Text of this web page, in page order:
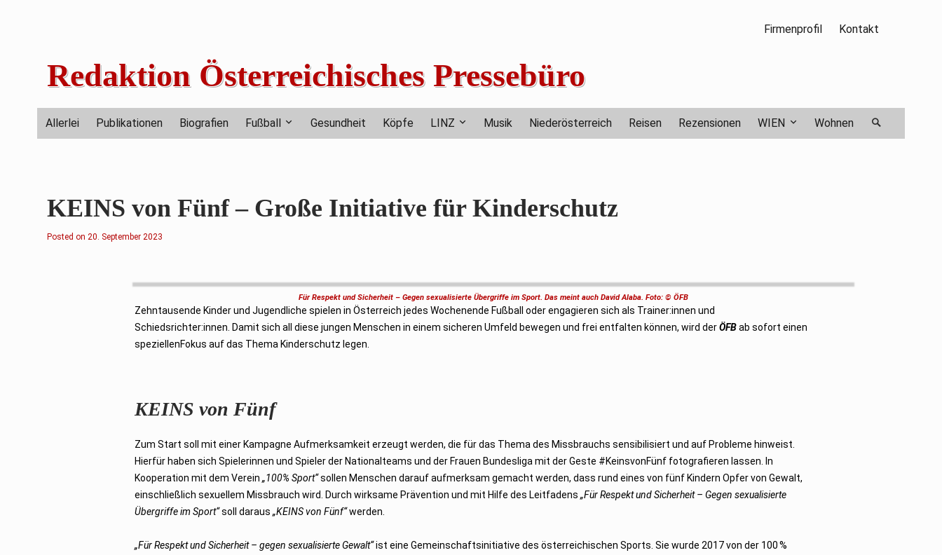
Firmenprofil Kontakt
Redaktion Österreichisches Pressebüro
Allerlei Publikationen Biografien Fußball Gesundheit Köpfe LINZ Musik Niederösterreich Reisen Rezensionen WIEN Wohnen
KEINS von Fünf – Große Initiative für Kinderschutz
Posted on 2
20. September 2023
Für Respekt und Sicherheit – Gegen sexualisierte Übergriffe im Sport. Das meint auch David Alaba. Foto: © ÖFB
Zehntausende Kinder und Jugendliche spielen in Österreich jedes Wochenende Fußball oder engagieren sich als Trainer:innen und
Schiedsrichter:innen. Damit sich all diese jungen Menschen in einem sicheren Umfeld bewegen und frei entfalten können, wird derÖFBab sofort einen
speziellenFokus auf das Thema Kinderschutz legen.
KEINS von Fünf
Zum Start soll mit einer Kampagne Aufmerksamkeit erzeugt werden, die für das Thema des Missbrauchs sensibilisiert und auf Probleme hinweist.
Hierfür haben sich Spielerinnen und Spieler der Nationalteams und der Frauen Bundesliga mit der Geste #KeinsvonFünf fotografieren lassen. In
Kooperation mit dem Verein „100% Sport“sollen Menschen darauf aufmerksam gemacht werden, dass rund eines von fünf Kindern Opfer von Gewalt,
einschließlich sexuellem Missbrauch wird. Durch wirksame Prävention und mit Hilfe des Leitfadens „Für Respekt und Sicherheit – Gegen sexualisierte
Übergriffe im Sport“soll daraus „KEINS von Fünf“werden.
„Für Respekt und Sicherheit – gegen sexualisierte Gewalt“ist eine Gemeinschaftsinitiative des österreichischen Sports. Sie wurde 2017 von der 100 %